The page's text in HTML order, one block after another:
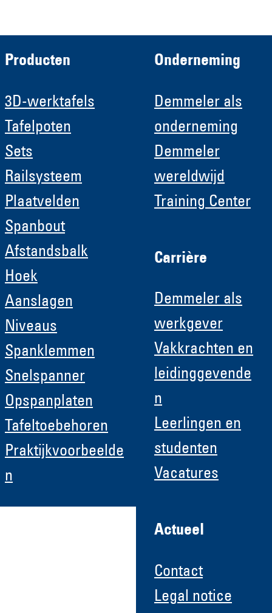
Producten
3D-werktafels
Tafelpoten
Sets
Railsysteem
Plaatvelden
Spanbout
Afstandsbalk
Hoek
Aanslagen
Niveaus
Spanklemmen
Snelspanner
Opspanplaten
Tafeltoebehoren
Praktijkvoorbeelde
n
Onderneming
Demmeler als
onderneming
Demmeler
wereldwijd
Training Center
Carrière
Demmeler als
werkgever
Vakkrachten en
leidinggevende
n
Leerlingen en
studenten
Vacatures
Actueel
Contact
Legal notice